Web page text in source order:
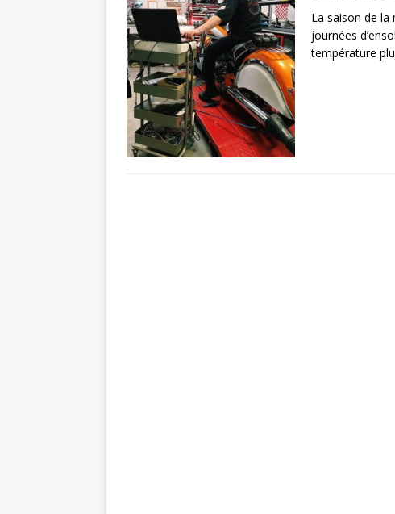
La saison de
journées
température